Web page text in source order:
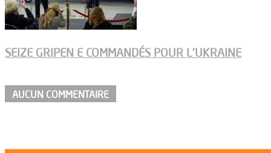
SEIZE GRIPEN E COMMANDÉS POUR L’UKRAINE
AUCUN COMMENTAIRE